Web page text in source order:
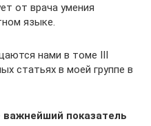
от врача умения
языке.
нами в томе III
статьях в моей группе в
важнейший показатель